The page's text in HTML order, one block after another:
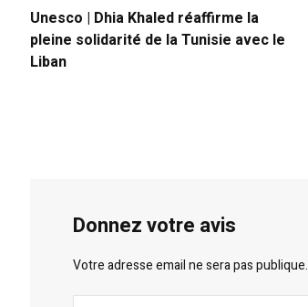
Unesco | Dhia Khaled réaffirme la
pleine solidarité de la Tunisie avec le
Liban
Donnez votre avis
Votre adresse email ne sera pas publique.